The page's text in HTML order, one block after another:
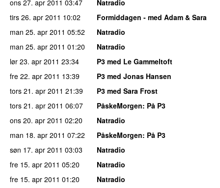
ons 27. apr 2011 03:47
Natradio
tirs 26. apr 2011 10:02
Formiddagen - med Adam & Sara
man 25. apr 2011 05:52
Natradio
man 25. apr 2011 01:20
Natradio
lør 23. apr 2011 23:34
P3 med Le Gammeltoft
fre 22. apr 2011 13:39
P3 med Jonas Hansen
tors 21. apr 2011 21:39
P3 med Sara Frost
tors 21. apr 2011 06:07 PåskeMorgen: På P3
ons 20. apr 2011 02:20
Natradio
man 18. apr 2011 07:22 PåskeMorgen: På P3
søn 17. apr 2011 03:03
Natradio
fre 15. apr 2011 05:20
Natradio
fre 15. apr 2011 01:20
Natradio